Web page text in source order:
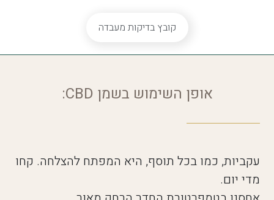
קובץ בדיקות מעבדה
אופן השימוש בשמן CBD:
עקביות, כמו בכל תוסף, היא המפתח להצלחה. קחו
מדי יום.